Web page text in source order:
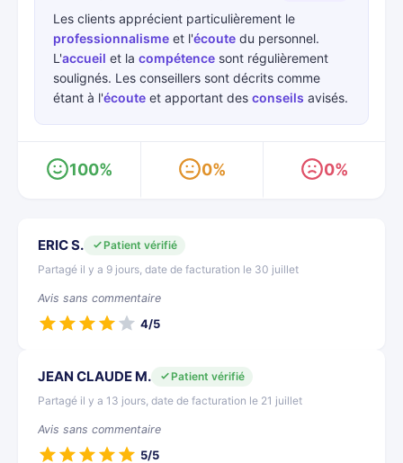
Les clients apprécient particulièrement le
professionnalisme et l'écoute du personnel.
L'accueil et la compétence sont régulièrement
soulignés. Les conseillers sont décrits comme
étant à l'écoute et apportant des conseils avisés.
100% 0% 0%
ERIC S.
Patient vérifié
Partagé il y a 9 jours, date de facturation le 30 juillet
Avis sans commentaire
4/5
JEAN CLAUDE M.
Patient vérifié
Partagé il y a 13 jours, date de facturation le 21 juillet
Avis sans commentaire
5/5